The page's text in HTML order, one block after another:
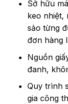
Sở hữu
keo nhiệt,
sảo từng
đơn hàng
Nguồn
đanh,
Quy trình
gia công